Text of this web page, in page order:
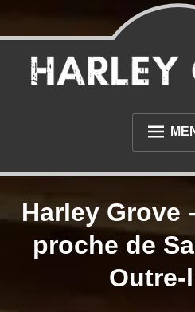
Sellerie Harley
PHOTOS
Harley Grove
proche de
Outre-